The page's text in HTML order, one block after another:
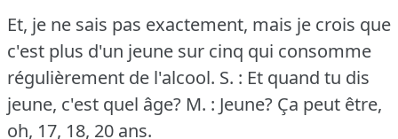
Et, je ne sais pas exactement, mais je crois que
c'est plus d'un jeune sur cinq qui consomme
régulièrement de l'alcool. S. : Et quand tu dis
jeune, c'est quel âge? M. : Jeune? Ça peut être,
oh, 17, 18, 20 ans.